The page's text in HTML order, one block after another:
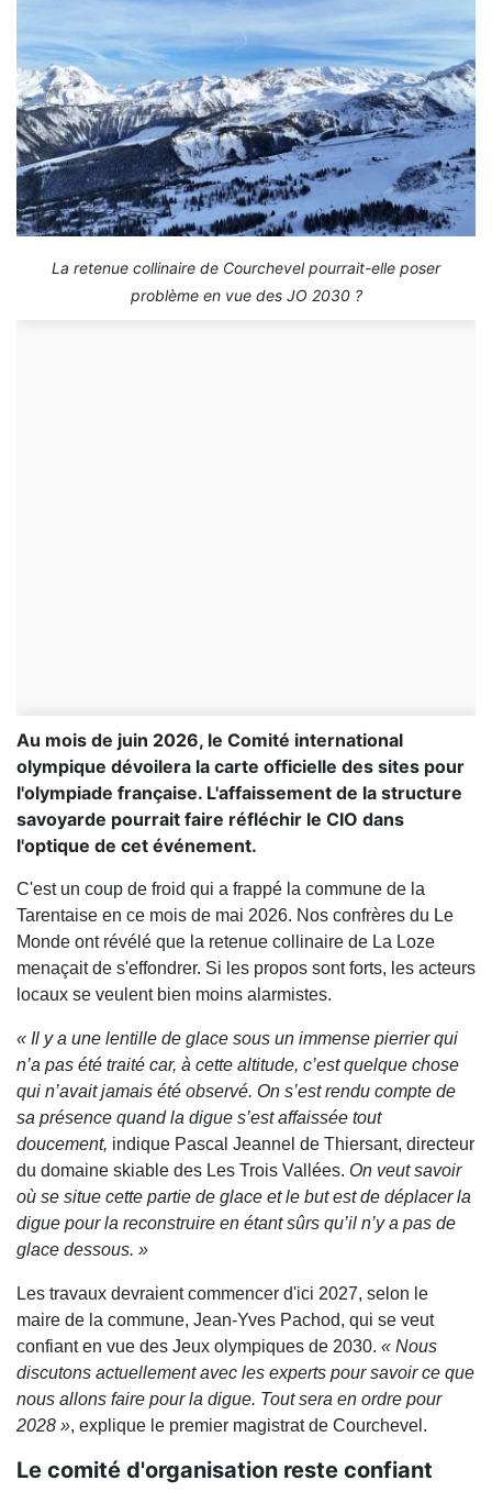
La retenue collinaire de Courchevel pourrait-elle poser
problème en vue des JO 2030 ?
Au mois de juin 2026, le Comité international
olympique dévoilera la carte officielle des sites pour
l'olympiade française. L'affaissement de la structure
savoyarde pourrait faire réfléchir le CIO dans
l'optique de cet événement.
C'est un coup de froid qui a frappé la commune de la
Tarentaise en ce mois de mai 2026. Nos confrères du Le
Monde ont révélé que la retenue collinaire de La Loze
menaçait de s'effondrer. Si les propos sont forts, les acteurs
locaux se veulent bien moins alarmistes.
« Il y a une lentille de glace sous un immense pierrier qui
n’a pas été traité car, à cette altitude, c’est quelque chose
qui n’avait jamais été observé. On s’est rendu compte de
sa présence quand la digue s’est affaissée tout
doucement, indique Pascal Jeannel de Thiersant, directeur
du domaine skiable des Les Trois Vallées. On veut savoir
où se situe cette partie de glace et le but est de déplacer la
digue pour la reconstruire en étant sûrs qu’il n’y a pas de
glace dessous. »
Les travaux devraient commencer d'ici 2027, selon le
maire de la commune, Jean-Yves Pachod, qui se veut
confiant en vue des Jeux olympiques de 2030. « Nous
discutons actuellement avec les experts pour savoir ce que
nous allons faire pour la digue. Tout sera en ordre pour
2028 », explique le premier magistrat de Courchevel .
Le comité d'organisation reste confiant